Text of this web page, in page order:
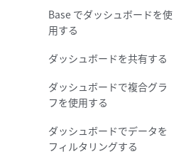
Base でダッシュボードを使
用する
ダッシュボードを共有する
ダッシュボードで複合グラ
フを使用する
ダッシュボードでデータを
フィルタリングする